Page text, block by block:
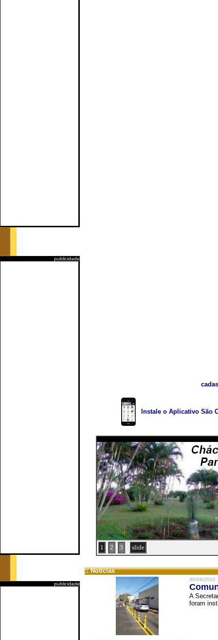
publicidade
publicidade
Instale o Aplicativo São
1 2 3 slide
:: Notícias
30/06/2022
A
foram